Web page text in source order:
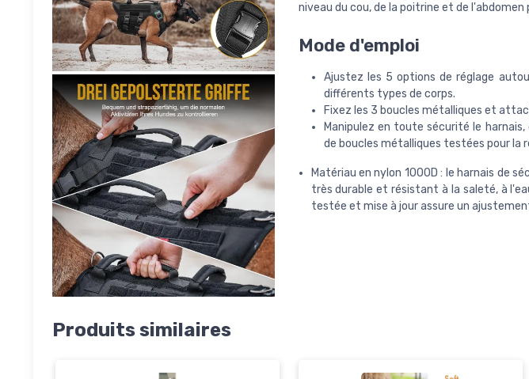
niveau du cou, de la poitrine et de
Mode d'emploi
Ajustez les 5 options de réglage
différents types de corps.
Fixez les 3 boucles métalliques et
Manipulez en toute sécurité le
de boucles métalliques testées pour la
Matériau en nylon 1000D : le harnais de
très durable et résistant à la saleté, à
testée et mise à jour assure un
Produits similaires